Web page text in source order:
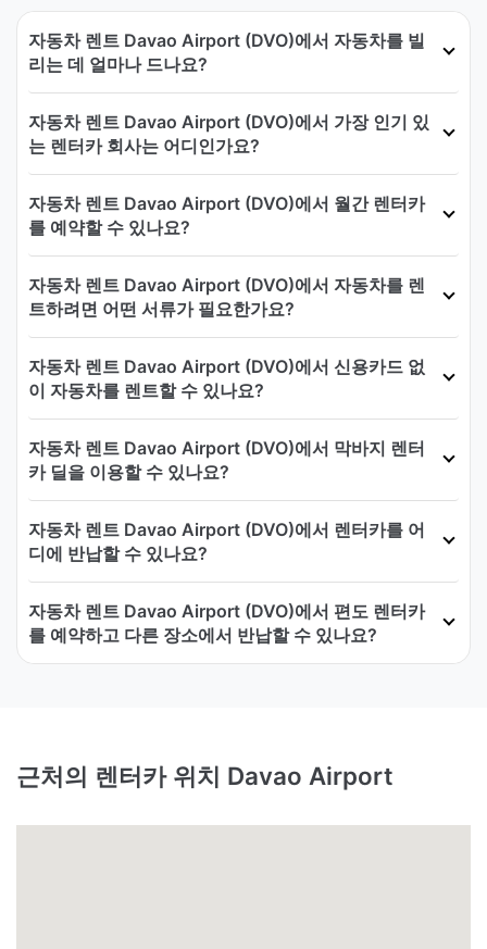
자동차 렌트 Davao Airport (DVO)에서 자동차를 빌
리는 데 얼마나 드나요?
자동차 렌트 Davao Airport (DVO)에서 가장 인기 있
는 렌터카 회사는 어디인가요?
자동차 렌트 Davao Airport (DVO)에서 월간 렌터카
를 예약할 수 있나요?
자동차 렌트 Davao Airport (DVO)에서 자동차를 렌
트하려면 어떤 서류가 필요한가요?
자동차 렌트 Davao Airport (DVO)에서 신용카드 없
이 자동차를 렌트할 수 있나요?
자동차 렌트 Davao Airport (DVO)에서 막바지 렌터
카 딜을 이용할 수 있나요?
자동차 렌트 Davao Airport (DVO)에서 렌터카를 어
디에 반납할 수 있나요?
자동차 렌트 Davao Airport (DVO)에서 편도 렌터카
를 예약하고 다른 장소에서 반납할 수 있나요?
근처의 렌터카 위치 Davao Airport